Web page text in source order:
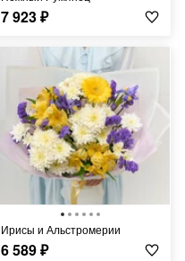
7 923₽
Ирисы и Альстромерии
6 589₽